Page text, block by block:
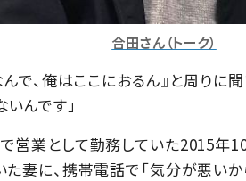
合田さん（トーク）
んで、俺はここにおるん』と周り
んです」
営業として勤務していた2015年
妻に、携帯電話で「気分が悪い